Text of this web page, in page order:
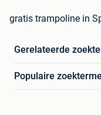
gratis trampoline in
Gerelateerde
Populaire